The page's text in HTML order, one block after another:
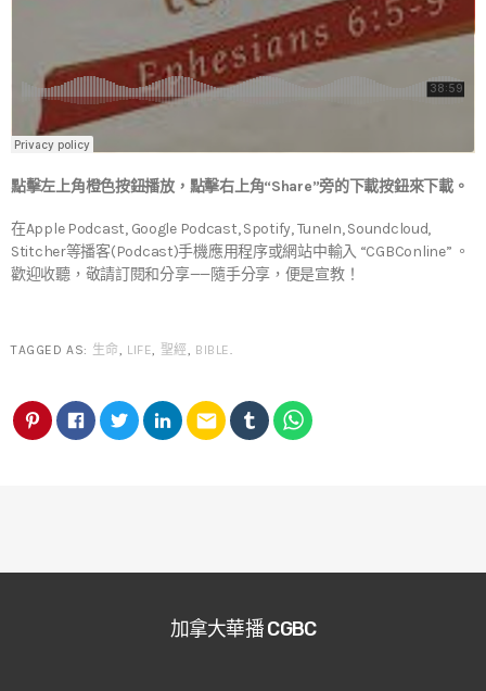
點擊左上角橙色按鈕播放，點擊右上角“Share”旁的下載按鈕來下載。
在Apple Podcast, Google Podcast, Spotify, TuneIn, Soundcloud,
Stitcher等播客(Podcast)手機應用程序或網站中輸入 “CGBConline” 。
歡迎收聽，敬請訂閱和分享——隨手分享，便是宣教！
TAGGED AS: 生命, LIFE, 聖經, BIBLE.
email
加拿大華播 CGBC